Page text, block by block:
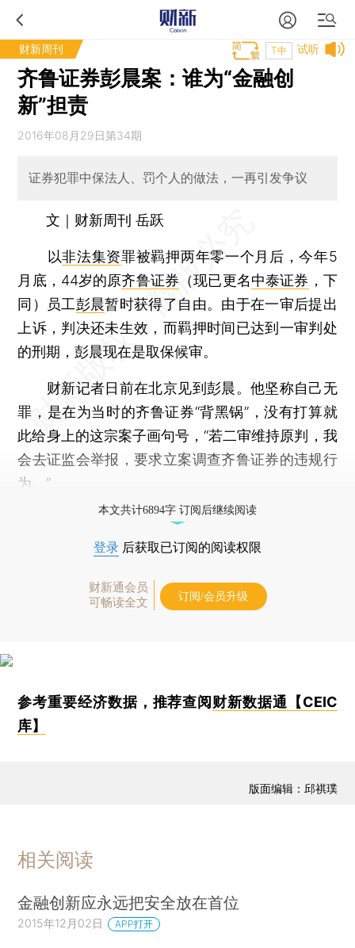
财新周刊 试听
T中
齐鲁证券彭晨案：谁为“金融创
新”担责
2016年08月29日第34期
证券犯罪中保法人、罚个人的做法，一再引发争议
文｜财新周刊 岳跃
以非法集资罪被羁押两年零一个月后，今年5
月底，44岁的原齐鲁证券 （现已更名中泰证券 ，下
同）员工彭晨暂时获得了自由。由于在一审后提出
上诉，判决还未生效，而羁押时间已达到一审判处
的刑期，彭晨现在是取保候审。
财新记者日前在北京见到彭晨。他坚称自己无
罪，是在为当时的齐鲁证券“背黑锅”，没有打算就
此给身上的这宗案子画句号，“若二审维持原判，我
会去证监会举报，要求立案调查齐鲁证券的违规行
为。”
本文共计6894字 订阅后继续阅读
登录 后获取已订阅的阅读权限
财新通会员
可畅读全文
订阅/会员升级
参考重要经济数据，推荐查阅 财新数据通【CEIC
库】
版面编辑：邱祺璞
相关阅读
金融创新应永远把安全放在首位
2015年12月02日 APP打开